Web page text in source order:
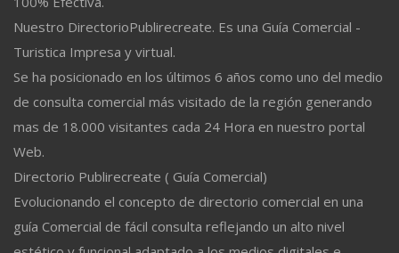
Nuestro DirectorioPublirecreate. Es una Guía Comercial -
Turistica Impresa y virtual.
Se ha posicionado en los últimos 6 años como uno del medio
de consulta comercial más visitado de la región generando
mas de 18.000 visitantes cada 24 Hora en nuestro portal
Web.
Directorio Publirecreate ( Guía Comercial)
Evolucionando el concepto de directorio comercial en una
guía Comercial de fácil consulta reflejando un alto nivel